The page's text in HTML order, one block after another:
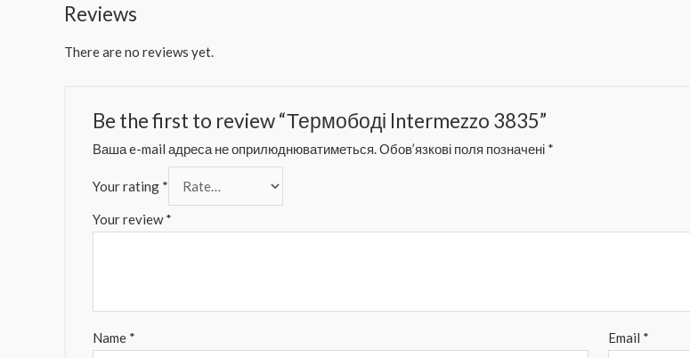
Reviews
There are no reviews yet.
Be the first to review “Термободі Intermezzo 3835”
Ваша e-mail адреса не оприлюднюватиметься.Обов’язкові поля позначені *
Your rating *
Your review*
Name * Email *